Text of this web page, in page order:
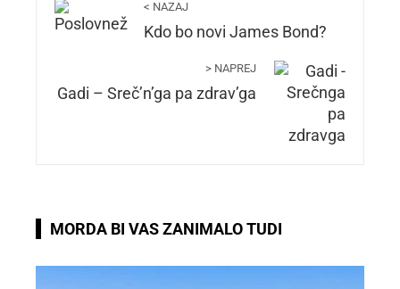
< NAZAJ
Kdo bo novi James Bond?
> NAPREJ
Gadi – Sreč’n’ga pa zdrav’ga
MORDA BI VAS ZANIMALO TUDI